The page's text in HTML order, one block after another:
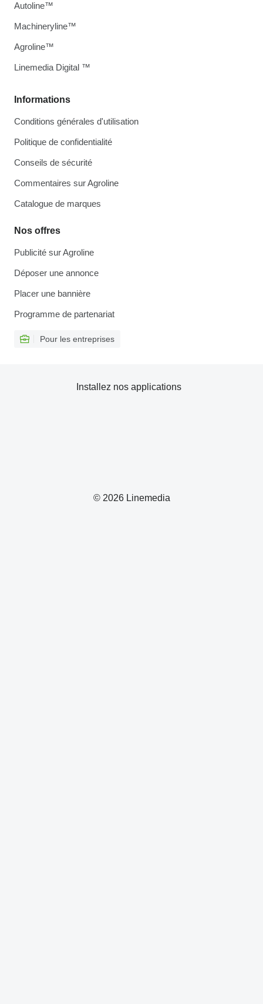
Informations
Conditions générales d'utilisation
Politique de confidentialité
Conseils de sécurité
Commentaires sur Agroline
Catalogue de marques
Nos offres
Publicité sur Agroline
Déposer une annonce
Placer une bannière
Programme de partenariat
Pour les entreprises
Autoline™
Machineryline™
Agroline™
Linemedia Digital ™
© 2026 Linemedia
Installez nos applications